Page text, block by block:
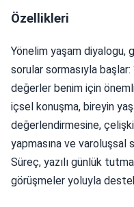
Özellikleri
Yönelim yaşam diyalogu,
sorular sormasıyla başlar:
değerler benim için
içsel konuşma, bireyin
değerlendirmesine,
yapmasına ve varoluşsal
Süreç, yazılı günlük
görüşmeler yoluyla